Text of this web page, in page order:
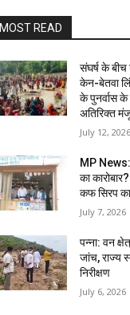
MOST READ
संघर्ष के बीच
केन-बेतवा
के पुनर्वास
अतिरिक्त
July 12, 2026
MP
का
कफ सिरप का
July 7, 2026
पन्ना: वन
जांच, राज्य
निरीक्षण
July 6, 2026